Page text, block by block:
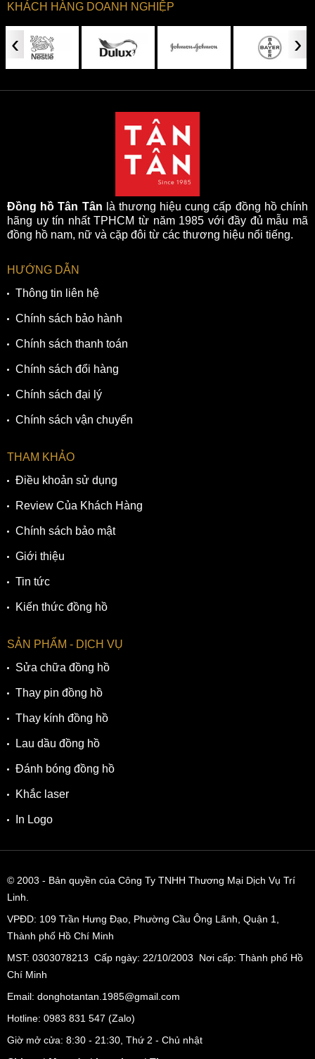
KHÁCH HÀNG DOANH NGHIỆP
‹ ›
Đồng hồ Tân Tân là thương hiệu cung cấp đồng hồ chính
hãng uy tín nhất TPHCM từ năm 1985 với đầy đủ mẫu mã
đồng hồ nam, nữ và cặp đôi từ các thương hiệu nổi tiếng.
HƯỚNG DẪN
Thông tin liên hệ
Chính sách bảo hành
Chính sách thanh toán
Chính sách đổi hàng
Chính sách đại lý
Chính sách vận chuyển
THAM KHẢO
Điều khoản sử dụng
Review Của Khách Hàng
Chính sách bảo mật
Giới thiệu
Tin tức
Kiến thức đồng hồ
SẢN PHẨM - DỊCH VỤ
Sửa chữa đồng hồ
Thay pin đồng hồ
Thay kính đồng hồ
Lau dầu đồng hồ
Đánh bóng đồng hồ
Khắc laser
In Logo
© 2003 - Bản quyền của Công Ty TNHH Thương Mại Dịch Vụ Trí
Linh.
VPĐD: 109 Trần Hưng Đạo, Phường Cầu Ông Lãnh, Quận 1,
Thành phố Hồ Chí Minh
MST: 0303078213 Cấp ngày: 22/10/2003 Nơi cấp: Thành phố Hồ
Chí Minh
Email: donghotantan.1985@gmail.com
Hotline: 0983 831 547 (Zalo)
Giờ mở cửa: 8:30 - 21:30, Thứ 2 - Chủ nhật